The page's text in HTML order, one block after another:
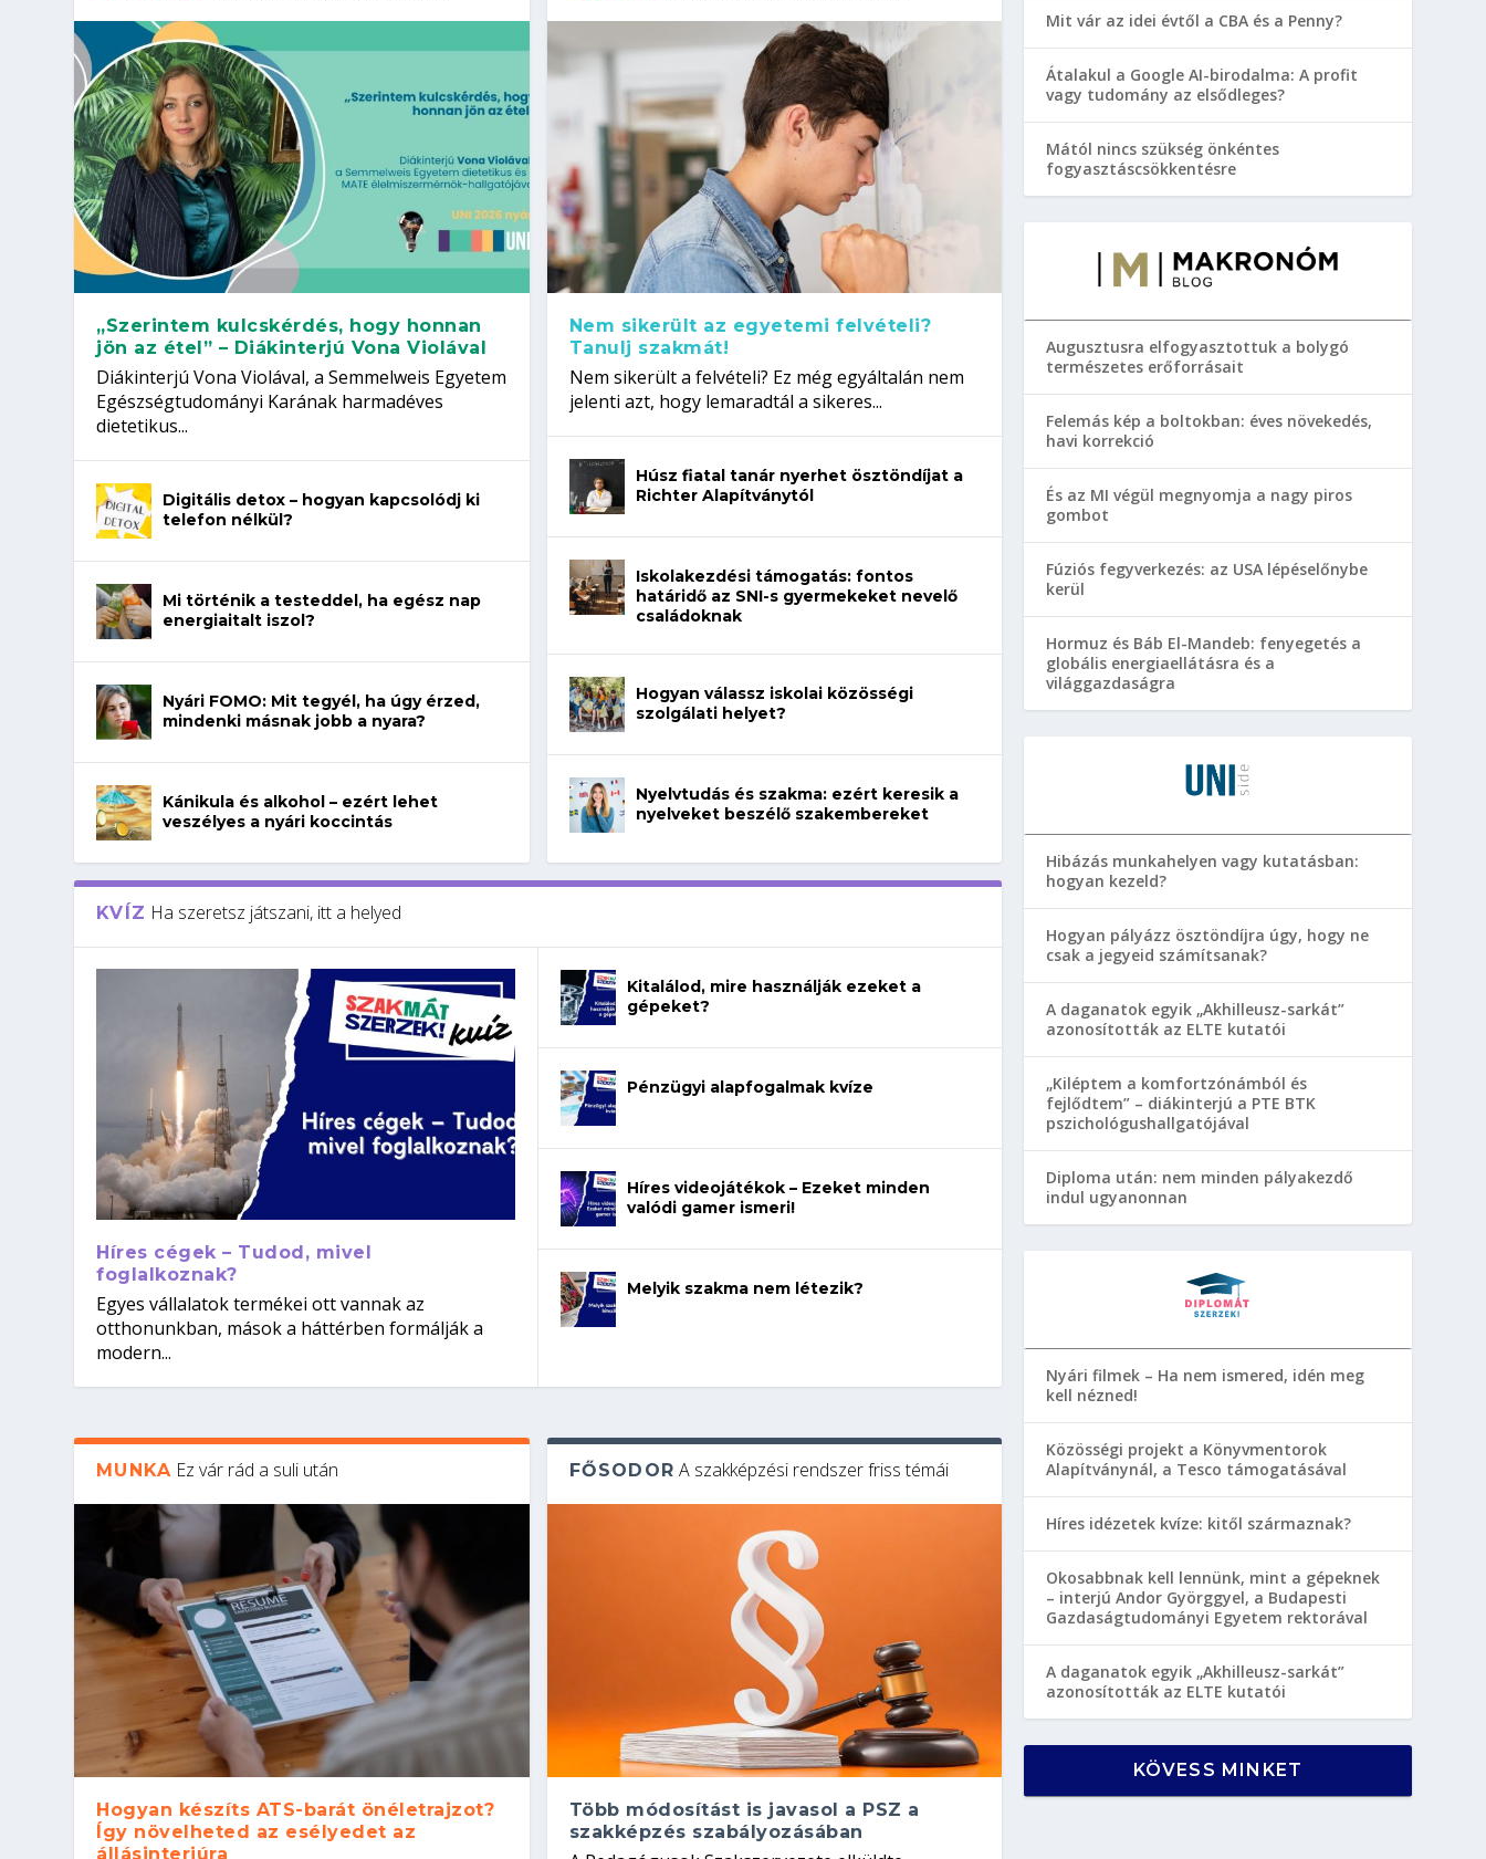
„Szerintem kulcskérdés, hogy honnan
jön az étel” – Diákinterjú Vona Violával
Diákinterjú Vona Violával, a Semmelweis Egyetem
Egészségtudományi Karának harmadéves
dietetikus...
Digitális detox – hogyan kapcsolódj ki
telefon nélkül?
Mi történik a testeddel, ha egész nap
energiaitalt iszol?
Nyári FOMO: Mit tegyél, ha úgy érzed,
mindenki másnak jobb a nyara?
Kánikula és alkohol – ezért lehet
veszélyes a nyári koccintás
Nem sikerült az egyetemi felvételi?
Tanulj szakmát!
Nem sikerült a felvételi? Ez még egyáltalán nem
jelenti azt, hogy lemaradtál a sikeres...
Húsz fiatal tanár nyerhet ösztöndíjat a
Richter Alapítványtól
Iskolakezdési támogatás: fontos
határidő az SNI-s gyermekeket nevelő
családoknak
Hogyan válassz iskolai közösségi
szolgálati helyet?
Nyelvtudás és szakma: ezért keresik a
nyelveket beszélő szakembereket
KVÍZ Ha szeretsz játszani, itt a helyed
Híres cégek – Tudod, mivel
foglalkoznak?
Egyes vállalatok termékei ott vannak az
otthonunkban, mások a háttérben formálják a
modern...
Kitalálod, mire használják ezeket a
gépeket?
Pénzügyi alapfogalmak kvíze
Híres videojátékok – Ezeket minden
valódi gamer ismeri!
Melyik szakma nem létezik?
MUNKA Ez vár rád a suli után
Hogyan készíts ATS-barát önéletrajzot?
Így növelheted az esélyedet az
állásinterjúra
FŐSODOR A szakképzési rendszer friss témái
Több módosítást is javasol a PSZ a
szakképzés szabályozásában
Mit vár az idei évtől a CBA és a Penny?
Átalakul a Google AI-birodalma: A profit
vagy tudomány az elsődleges?
Mától nincs szükség önkéntes
fogyasztáscsökkentésre
Augusztusra elfogyasztottuk a bolygó
természetes erőforrásait
Felemás kép a boltokban: éves növekedés,
havi korrekció
És az MI végül megnyomja a nagy piros
gombot
Fúziós fegyverkezés: az USA lépéselőnybe
kerül
Hormuz és Báb El-Mandeb: fenyegetés a
globális energiaellátásra és a
világgazdaságra
Hibázás munkahelyen vagy kutatásban:
hogyan kezeld?
Hogyan pályázz ösztöndíjra úgy, hogy ne
csak a jegyeid számítsanak?
A daganatok egyik „Akhilleusz-sarkát”
azonosították az ELTE kutatói
„Kiléptem a komfortzónámból és
fejlődtem” – diákinterjú a PTE BTK
pszichológushallgatójával
Diploma után: nem minden pályakezdő
indul ugyanonnan
Nyári filmek – Ha nem ismered, idén meg
kell nézned!
Közösségi projekt a Könyvmentorok
Alapítványnál, a Tesco támogatásával
Híres idézetek kvíze: kitől származnak?
Okosabbnak kell lennünk, mint a gépeknek
– interjú Andor Györggyel, a Budapesti
Gazdaságtudományi Egyetem rektorával
A daganatok egyik „Akhilleusz-sarkát”
azonosították az ELTE kutatói
KÖVESS MINKET